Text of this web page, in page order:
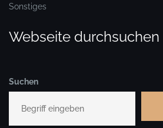
Sonstiges
Webseite durchsuchen
Suchen